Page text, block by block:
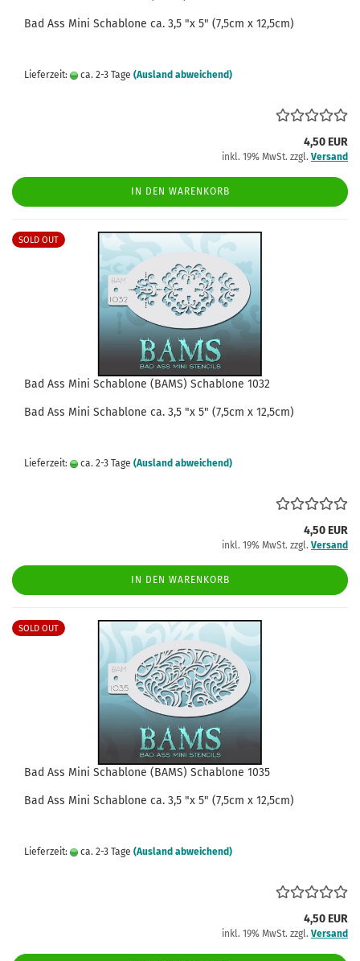
Bad Ass Mini Schablone ca. 3,5 "x 5" (7,5cm x 12,5cm)
Lieferzeit: ca. 2-3 Tage (Ausland abweichend)
4,50 EUR
inkl. 19% MwSt. zzgl. Versand
IN DEN WARENKORB
SOLD OUT
Bad Ass Mini Schablone (BAMS) Schablone 1032
Bad Ass Mini Schablone ca. 3,5 "x 5" (7,5cm x 12,5cm)
Lieferzeit: ca. 2-3 Tage (Ausland abweichend)
4,50 EUR
inkl. 19% MwSt. zzgl. Versand
IN DEN WARENKORB
SOLD OUT
Bad Ass Mini Schablone (BAMS) Schablone 1035
Bad Ass Mini Schablone ca. 3,5 "x 5" (7,5cm x 12,5cm)
Lieferzeit: ca. 2-3 Tage (Ausland abweichend)
4,50 EUR
inkl. 19% MwSt. zzgl. Versand